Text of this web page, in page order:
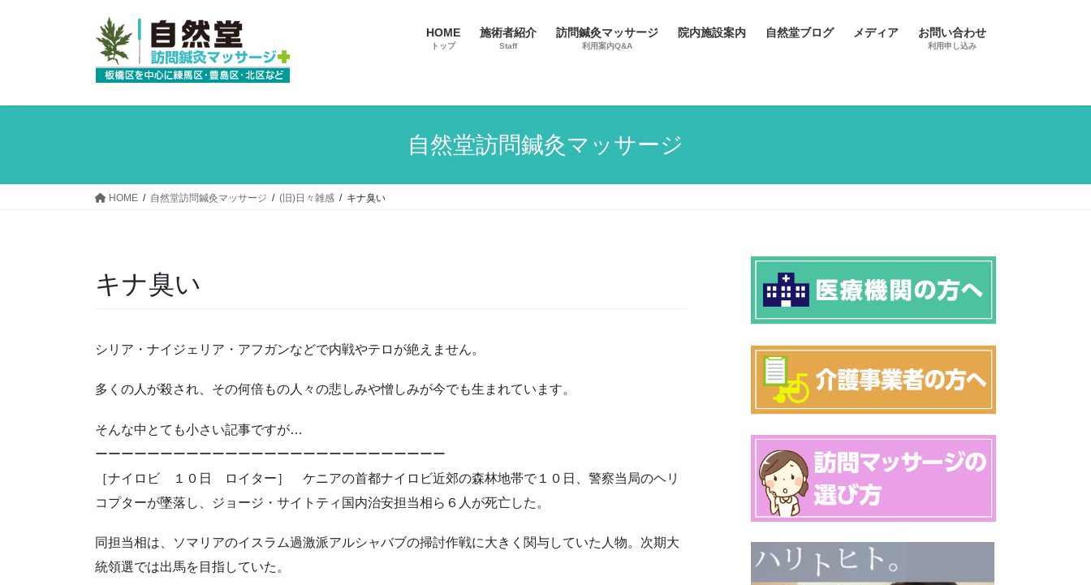
へ
プ
ョ
動
HOME
トップ
施術者紹介
Staff
訪問鍼灸マッサージ
利用案内Q&A
院内施設案内 自然堂ブログ メディア お問い合わせ
利用申し込み
自然堂訪問鍼灸マッサージ
HOME 自然堂訪問鍼灸マッサージ (旧)日々雑感 キナ臭い
キナ臭い
シリア・ナイジェリア・アフガンなどで内戦やテロが絶えません。
多くの人が殺され、その何倍もの人々の悲しみや憎しみが今でも生まれています。
そんな中とても小さい記事ですが…
ーーーーーーーーーーーーーーーーーーーーーーーーーーー
［ナイロビ １０日 ロイター］ ケニアの首都ナイロビ近郊の森林地帯で１０日、警察当局のヘリ
コプターが墜落し、ジョージ・サイトティ国内治安担当相ら６人が死亡した。
同担当相は、ソマリアのイスラム過激派アルシャバブの掃討作戦に大きく関与していた人物。次期大
統領選では出馬を目指していた。